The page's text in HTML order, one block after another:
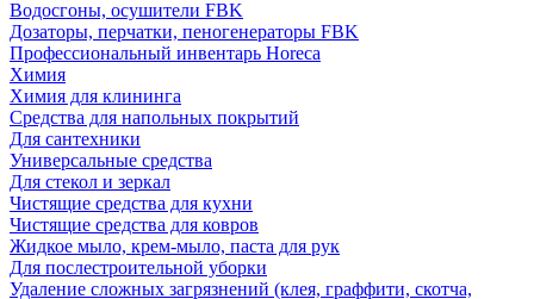
Водосгоны, осушители FBK
Дозаторы, перчатки, пеногенераторы FBK
Профессиональный инвентарь Horeca
Химия
Химия для клининга
Средства для напольных покрытий
Для сантехники
Универсальные средства
Для стекол и зеркал
Чистящие средства для кухни
Чистящие средства для ковров
Жидкое мыло, крем-мыло, паста для рук
Для послестроительной уборки
Удаление сложных загрязнений (клея, граффити, скотча,